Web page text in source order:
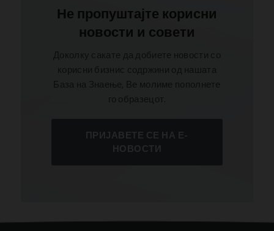
Не пропуштајте корисни
новости и совети
ПРИЈАВЕТЕ СЕ НА Е-
НОВОСТИ